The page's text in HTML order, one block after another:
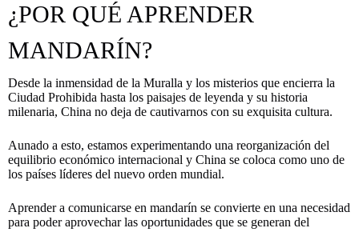
¿POR QUÉ APRENDER
MANDARÍN?
Desde la inmensidad de la Muralla y los misterios que encierra la
Ciudad Prohibida hasta los paisajes de leyenda y su historia
milenaria, China no deja de cautivarnos con su exquisita cultura.
Aunado a esto, estamos experimentando una reorganización del
equilibrio económico internacional y China se coloca como uno de
los países líderes del nuevo orden mundial.
Aprender a comunicarse en mandarín se convierte en una necesidad
para poder aprovechar las oportunidades que se generan del